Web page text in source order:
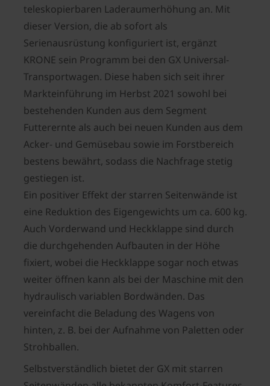
teleskopierbaren Laderaumerhöhung an. Mit
dieser Version, die ab sofort als
Serienausrüstung konfiguriert ist, ergänzt
KRONE sein Programm bei den GX Universal-
Transportwagen. Diese haben sich seit ihrer
Markteinführung im Herbst 2021 sowohl bei
bestehenden Kunden aus dem Segment
Futterernte als auch bei neuen Kunden aus dem
Acker- und Gemüsebau sowie im Forstbereich
bestens bewährt, sodass die Nachfrage stetig
gestiegen ist.
Ein positiver Effekt der starren Seitenwände ist
eine Reduktion des Eigengewichts um ca. 600 kg.
Auch Vorderwand und Heckklappe sind durch
die durchgehenden Aufbauten in der Höhe
fixiert, wobei die Heckklappe sogar noch etwas
weiter öffnen kann als bei der Maschine mit den
hydraulisch variablen Bordwänden. Das
vereinfacht die Beladung des Wagens von
hinten, z. B. bei der Aufnahme von Paletten oder
Strohballen.
Selbstverständlich bietet der GX mit starren